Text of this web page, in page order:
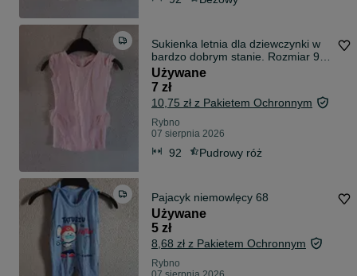
Sukienka letnia dla dziewczynki w
bardzo dobrym stanie. Rozmiar 92
Zapraszam #sukienka
#sukienkadladziewczynki
#uroczasukienka #wyprzedazszafy
#ubrank
Używane
7 zł
10,75 zł z Pakietem Ochronnym
Rybno
07 sierpnia 2026
92 Pudrowy róż
Pajacyk niemowlęcy 68
Używane
5 zł
8,68 zł z Pakietem Ochronnym
Rybno